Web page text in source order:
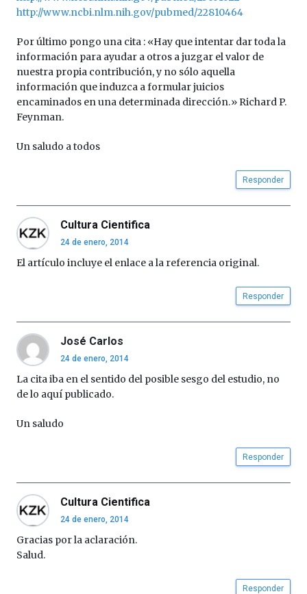
http://www.ncbi.nlm.nih.gov/pubmed/22810464
Por último pongo una cita : «Hay que intentar dar toda la
información para ayudar a otros a juzgar el valor de
nuestra propia contribución, y no sólo aquella
información que induzca a formular juicios
encaminados en una determinada dirección.» Richard P.
Feynman.
Un saludo a todos
Responder
Cultura Cientifica
24 de enero, 2014
El artículo incluye el enlace a la referencia original.
Responder
José Carlos
24 de enero, 2014
La cita iba en el sentido del posible sesgo del estudio, no
de lo aquí publicado.
Un saludo
Responder
Cultura Cientifica
24 de enero, 2014
Gracias por la aclaración.
Salud.
Responder